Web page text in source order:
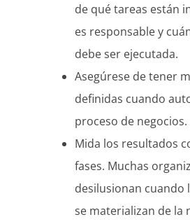
de qué tareas están
es responsable y
debe ser ejecutada.
Asegúrese de tener
definidas cuando
proceso de negocios.
Mida los resultados
fases. Muchas
desilusionan cuando
se materializan de la